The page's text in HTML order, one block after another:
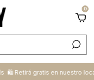
0
gratis en nuestro local 💳​